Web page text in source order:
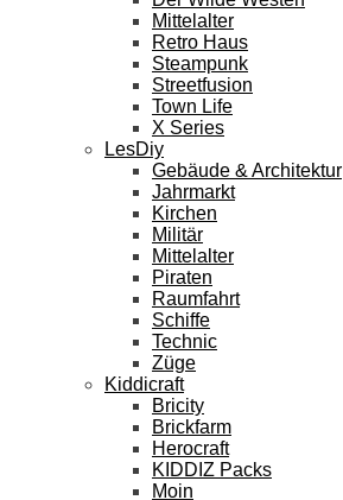
Mittelalter
Retro Haus
Steampunk
Streetfusion
Town Life
X Series
LesDiy
Gebäude & Architektur
Jahrmarkt
Kirchen
Militär
Mittelalter
Piraten
Raumfahrt
Schiffe
Technic
Züge
Kiddicraft
Bricity
Brickfarm
Herocraft
KIDDIZ Packs
Moin